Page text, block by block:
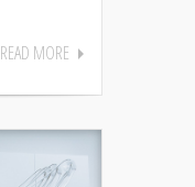
READ MORE